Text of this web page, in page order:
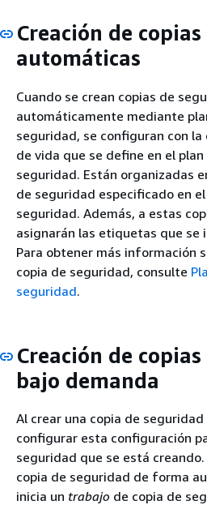
Creación de
automáticas
Cuando se crean copias de
automáticamente mediante
seguridad, se configuran con
de vida que se define en el
seguridad. Están organizadas
de seguridad especificado en
seguridad. Además, a estas
asignarán las etiquetas que se
Para obtener más información
copia de seguridad, consulte
seguridad.
Creación de
bajo demanda
Al crear una copia de
configurar esta configuración
seguridad que se está creando.
copia de seguridad de forma
inicia un trabajo de copia de